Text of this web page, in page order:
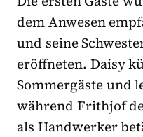
dem Anwesen
und seine
eröffneten. Daisy
Sommergäste und
während Frithjof
als Handwerker